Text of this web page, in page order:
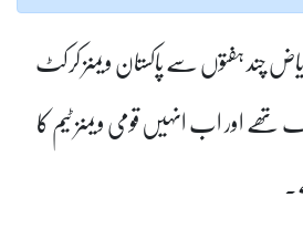
چند ہفتوں سے پاکستان ویمنز کرکٹ
اور اب انہیں قومی ویمنز ٹیم کا